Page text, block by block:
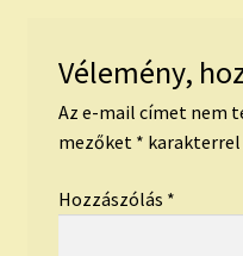
Vélemény,
Az e-mail címet nem
mezőket *
Hozzászólás *